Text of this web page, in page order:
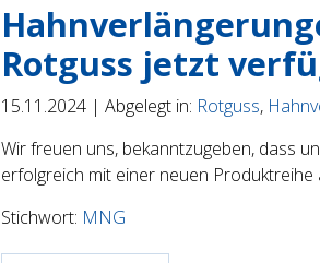
Rotguss jetzt
15.11.2024 | Abgelegt in: Rotguss,
Wir freuen uns, bekanntzugeben, dass
erfolgreich mit einer neuen
Stichwort: MNG